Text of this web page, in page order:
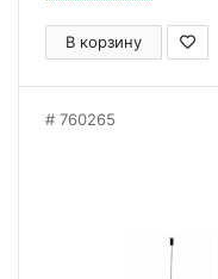
В корзину
760265